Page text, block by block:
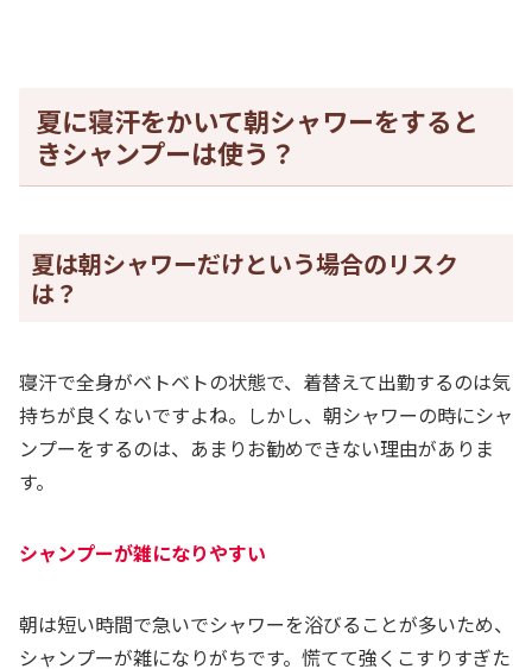
夏に寝汗をかいて朝シャワーをすると
きシャンプーは使う？
夏は朝シャワーだけという場合のリスク
は？
寝汗で全身がベトベトの状態で、着替えて出勤するのは気
持ちが良くないですよね。しかし、朝シャワーの時にシャ
ンプーをするのは、あまりお勧めできない理由がありま
す。
シャンプーが雑になりやすい
朝は短い時間で急いでシャワーを浴びることが多いため、
シャンプーが雑になりがちです。慌てて強くこすりすぎた